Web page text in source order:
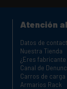
Atención
Datos de
Nuestra Tienda
¿Eres
Canal de
Carros de
Armarios Rack